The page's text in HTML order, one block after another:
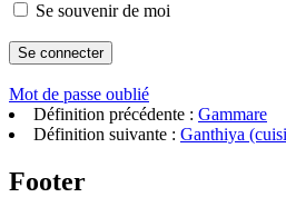
Se souvenir de moi
Mot de passe oublié
Définition précédente : Gammare
Définition suivante : Ganthiya
Footer